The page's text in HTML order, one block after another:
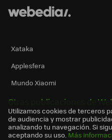
Xataka
Applesfera
Mundo Xiaomi
Otras publicaciones de
Utilizamos cookies de terceros
de audiencia y mostrar
analizando tu navegación. Si
aceptando su uso. Más